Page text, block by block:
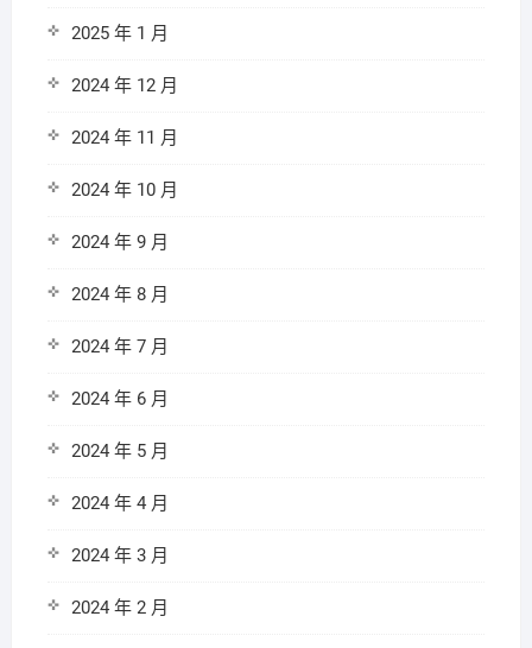
2025 年 1 月
2024 年 12 月
2024 年 11 月
2024 年 10 月
2024 年 9 月
2024 年 8 月
2024 年 7 月
2024 年 6 月
2024 年 5 月
2024 年 4 月
2024 年 3 月
2024 年 2 月